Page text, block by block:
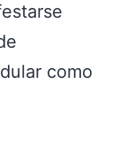
como